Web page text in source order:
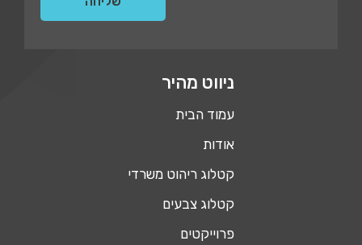
ניווט מהיר
עמוד הבית
אודות
קטלוג ריהוט משרדי
קטלוג צבעים
פרוייקטים